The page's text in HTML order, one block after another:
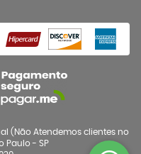
(Não Atendemos clientes no
Paulo - SP